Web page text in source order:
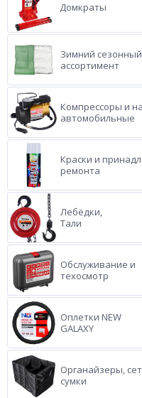
Домкраты
Зимний сезонный
ассортимент
Компрессоры и
автомобильные
Краски и
ремонта
Лебёдки,
Тали
Обслуживание и
техосмотр
Оплетки NEW
GALAXY
Органайзеры,
сумки